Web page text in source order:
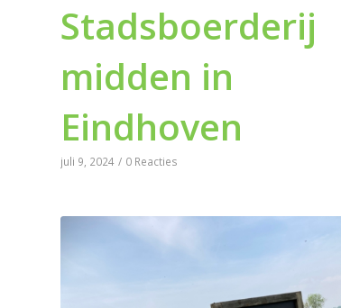
Stadsboerderij
midden in
Eindhoven
juli 9, 2024 / 0 Reacties